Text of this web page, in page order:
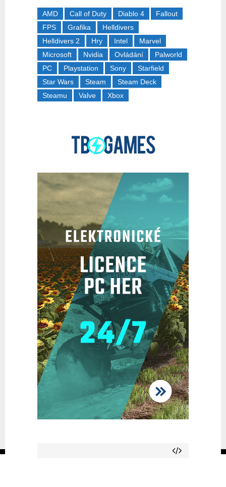
AMD Call of Duty Diablo 4
Fallout
FPS
Grafika
Helldivers
Helldivers 2
Hry Intel
Marvel
Microsoft
Nvidia Ovládání
Palworld
PC
Playstation Sony
Starfield
Star Wars
Steam
Steam Deck
Steamu
Valve Xbox